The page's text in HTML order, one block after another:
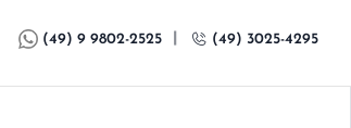
(49) 9 9802-2525 | (49) 3025-4295